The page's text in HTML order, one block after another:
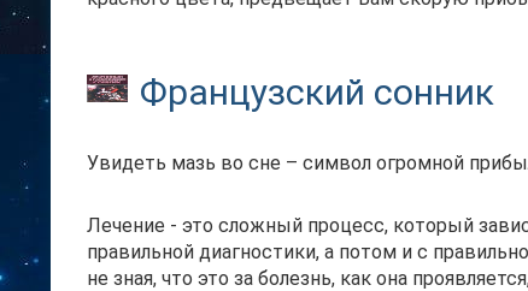
Французский сонник
Увидеть мазь во сне – символ огромной
Лечение - это сложный процесс, который
правильной диагностики, а потом и с
не зная, что это за болезнь, как она